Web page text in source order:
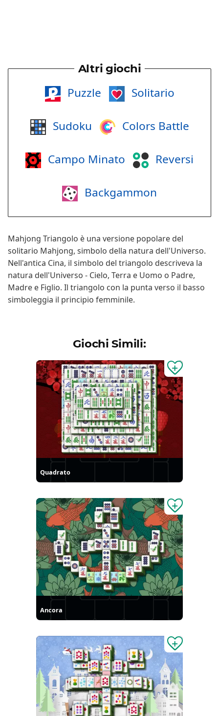
Altri giochi
Puzzle Solitario
Sudoku Colors Battle
Campo Minato Reversi
Backgammon
Mahjong Triangolo è una versione popolare del
solitario Mahjong, simbolo della natura dell'Universo.
Nell'antica Cina, il simbolo del triangolo descriveva la
natura dell'Universo - Cielo, Terra e Uomo o Padre,
Madre e Figlio. Il triangolo con la punta verso il basso
simboleggia il principio femminile.
Giochi Simili:
Quadrato
Ancora